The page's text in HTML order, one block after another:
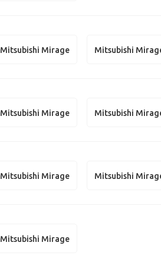
Mitsubishi Mirage Mitsubishi
Mitsubishi Mirage Mitsubishi
Mitsubishi Mirage Mitsubishi
Mitsubishi Mirage